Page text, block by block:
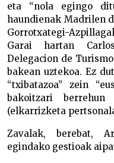
eta “nola egingo
haundienak Madrilen
Gorrotxategi-
Garai hartan
Delegacion de
bakean uztekoa. Ez
“txibatazoa” zein
bakoitzari berrehun
(elkarrizketa
Zavalak, berebat,
egindako gestioak